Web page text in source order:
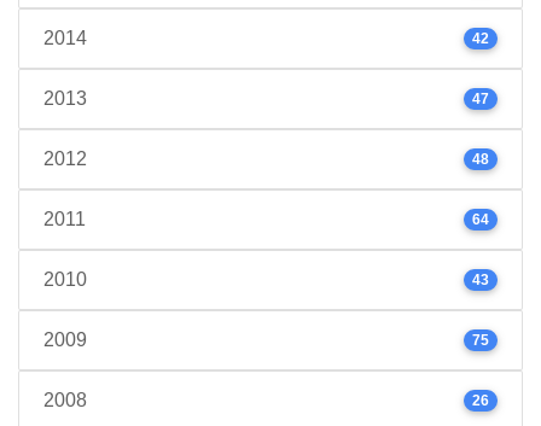
2014 42
2013 47
2012 48
2011 64
2010 43
2009 75
2008 26